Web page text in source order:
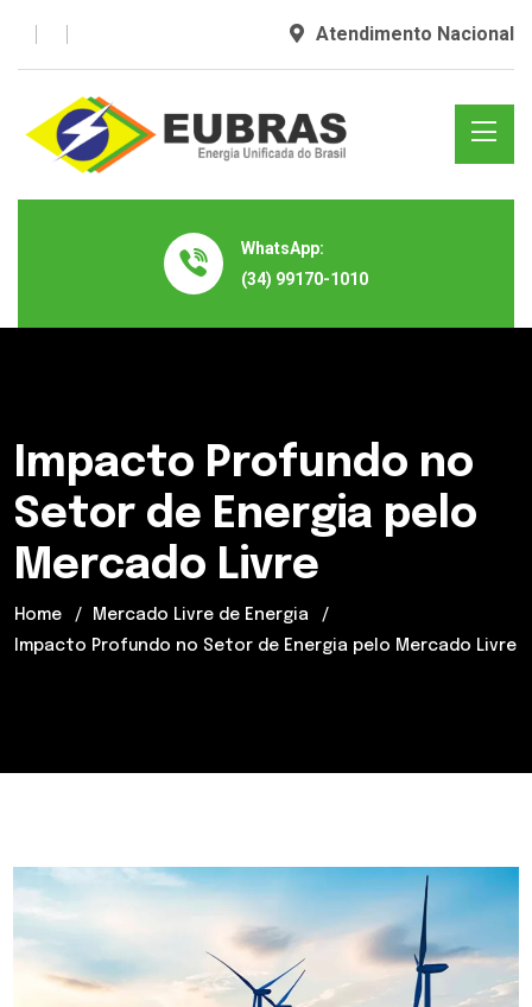
Atendimento Nacional
WhatsApp:
(34) 99170-1010
Impacto Profundo no
Setor de Energia pelo
Mercado Livre
Home
Mercado Livre de Energia
Impacto Profundo no Setor de Energia pelo Mercado Livre